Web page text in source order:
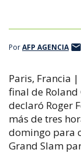
PorAFP AGENCIA
Paris, Francia
final de
declaró Roger
más de tres
domingo para
Grand Slam